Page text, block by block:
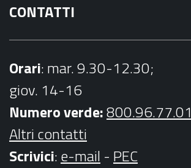
CONTATTI
Orari: mar. 9.30-12.30;
giov. 14-16
Numero verde:800.96.77.01
Altri contatti
Scrivici:e-mail - PEC